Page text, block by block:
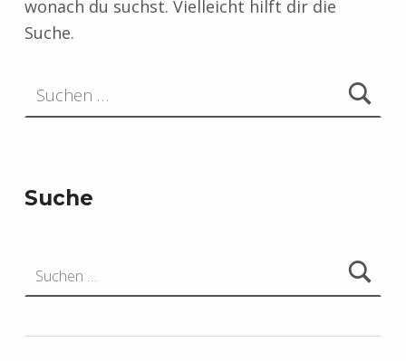
wonach du suchst. Vielleicht hilft dir die
Suche.
Suche